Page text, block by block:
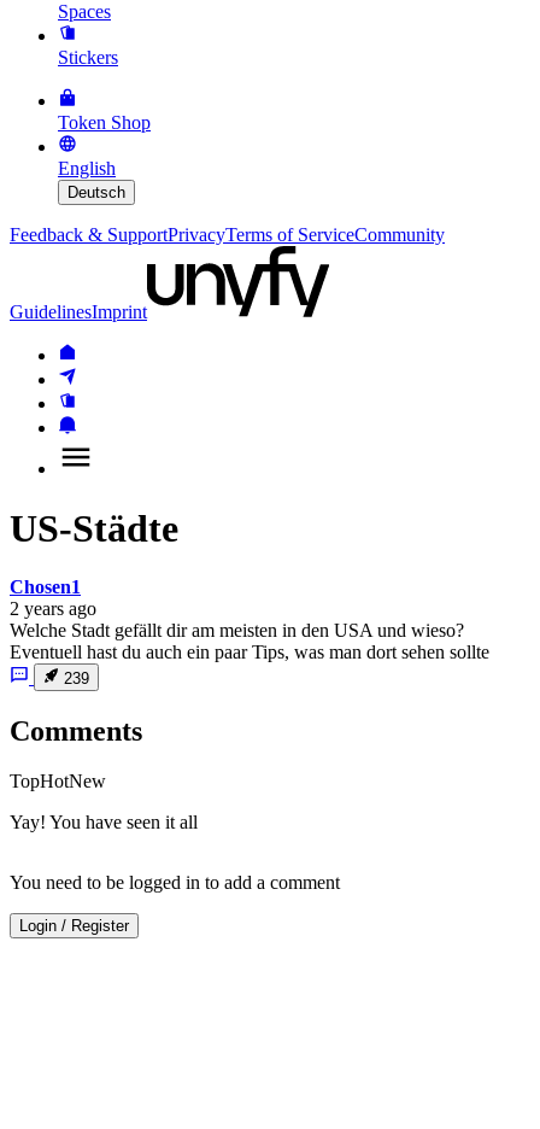
Spaces
Stickers
Token Shop
English
Deutsch
Feedback & SupportPrivacyTerms of ServiceCommunity
GuidelinesImprint
US-Städte
Chosen1
2 years ago
Welche Stadt gefällt dir am meisten in den USA und wieso?
Eventuell hast du auch ein paar Tips, was man dort sehen sollte
239
Comments
TopHotNew
Yay! You have seen it all
You need to be logged in to add a comment
Login / Register